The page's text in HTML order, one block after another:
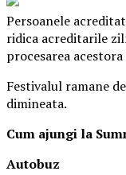
Persoanele
ridica acreditarile
procesarea
Festivalul ramane
dimineata.
Cum ajungi la
Autobuz